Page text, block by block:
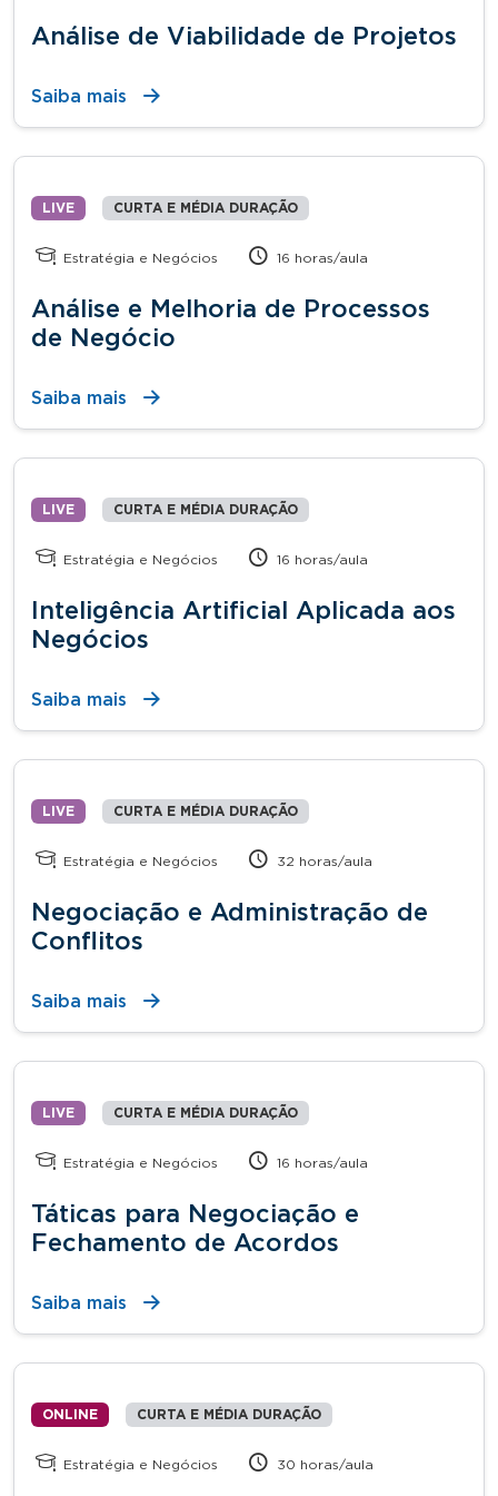
Análise de Viabilidade de Projetos
Saiba mais
LIVE CURTA E MÉDIA DURAÇÃO
Estratégia e Negócios 16 horas/aula
Análise e Melhoria de Processos
de Negócio
Saiba mais
LIVE CURTA E MÉDIA DURAÇÃO
Estratégia e Negócios 16 horas/aula
Inteligência Artificial Aplicada aos
Negócios
Saiba mais
LIVE CURTA E MÉDIA DURAÇÃO
Estratégia e Negócios 32 horas/aula
Negociação e Administração de
Conflitos
Saiba mais
LIVE CURTA E MÉDIA DURAÇÃO
Estratégia e Negócios 16 horas/aula
Táticas para Negociação e
Fechamento de Acordos
Saiba mais
ONLINE CURTA E MÉDIA DURAÇÃO
Estratégia e Negócios 30 horas/aula